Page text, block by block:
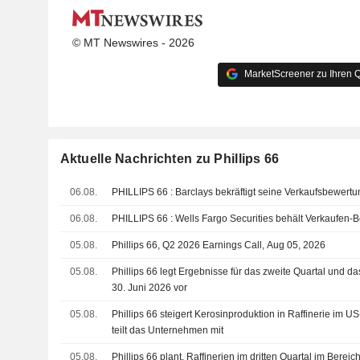
© MT Newswires - 2026
MarketScreener zu Ihren
Aktuelle Nachrichten zu Phillips 66
06.08. PHILLIPS 66 : Barclays bekräftigt seine
06.08. PHILLIPS 66 : Wells Fargo Securities behält
05.08. Phillips 66, Q2 2026 Earnings Call, Aug 05, 2026
05.08.
Phillips 66 legt Ergebnisse für das zweite Quartal und
30. Juni 2026 vor
05.08.
Phillips 66 steigert Kerosinproduktion in Raffinerie im
teilt das Unternehmen mit
05.08.
Phillips 66 plant, Raffinerien im dritten Quartal im